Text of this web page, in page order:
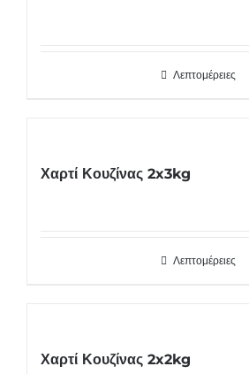
Λεπτομέρειες
Χαρτί Κουζίνας 2x3kg
Λεπτομέρειες
Χαρτί Κουζίνας 2x2kg